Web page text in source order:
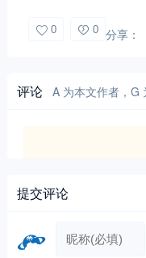
0 0 分享：
评论 A 为本文作者，G
提交评论